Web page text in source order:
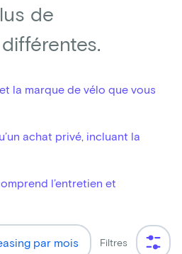
de
la marque de vélo que vous
achat privé, incluant la
l’entretien et
par mois Filtres